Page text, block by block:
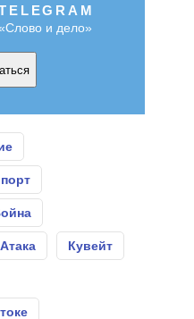
и дело»
Атака Кувейт